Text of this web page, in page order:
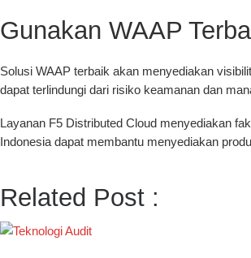
Gunakan WAAP
Solusi WAAP terbaik akan menyediakan
dapat terlindungi dari risiko keamanan dan
Layanan F5 Distributed Cloud menyediakan
Indonesia dapat membantu menyediakan
Related Post :